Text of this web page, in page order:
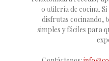
o utilería de cocina.
disfrutas cocinando,
simples y fáciles para